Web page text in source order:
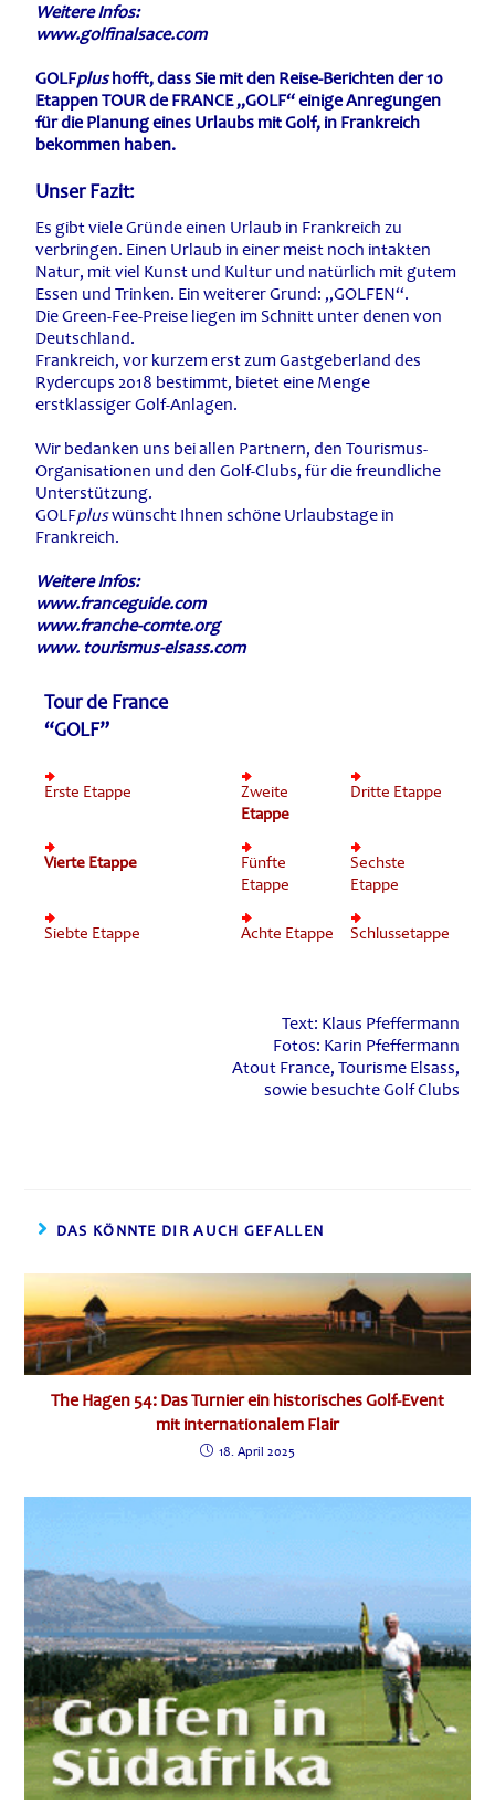
Weitere Infos:
www.golfinalsace.com
GOLFplushofft, dass Sie mit den Reise-Berichten der 10
Etappen TOUR de FRANCE „GOLF“ einige Anregungen
für die Planung eines Urlaubs mit Golf, in Frankreich
bekommen haben.
Unser Fazit:
Es gibt viele Gründe einen Urlaub in Frankreich zu
verbringen. Einen Urlaub in einer meist noch intakten
Natur, mit viel Kunst und Kultur und natürlich mit gutem
Essen und Trinken. Ein weiterer Grund: „GOLFEN“.
Die Green-Fee-Preise liegen im Schnitt unter denen von
Deutschland.
Frankreich, vor kurzem erst zum Gastgeberland des
Rydercups 2018 bestimmt, bietet eine Menge
erstklassiger Golf-Anlagen.
Wir bedanken uns bei allen Partnern, den Tourismus-
Organisationen und den Golf-Clubs, für die freundliche
Unterstützung.
GOLFpluswünscht Ihnen schöne Urlaubstage in
Frankreich.
Weitere Infos:
www.franceguide.com
www.franche-comte.org
www. tourismus-elsass.com
Tour de France
“GOLF”
Erste Etappe
Zweite
Etappe
Dritte Etappe
Vierte Etappe Fünfte
Etappe
Sechste
Etappe
Siebte Etappe Achte Etappe Schlussetappe
Text: Klaus Pfeffermann
Fotos: Karin Pfeffermann
Atout France, Tourisme Elsass,
sowie besuchte Golf Clubs
DAS KÖNNTE DIR AUCH GEFALLEN
The Hagen 54: Das Turnier ein historisches Golf-Event
mit internationalem Flair
18. April 2025